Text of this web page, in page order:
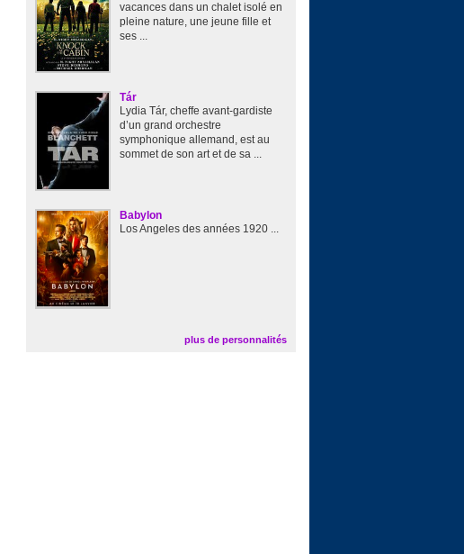
vacances dans un chalet isolé en
pleine nature, une jeune fille et
ses ...
Tár
Lydia Tár, cheffe avant-gardiste
d’un grand orchestre
symphonique allemand, est au
sommet de son art et de sa ...
Babylon
Los Angeles des années 1920 ...
plus de personnalités